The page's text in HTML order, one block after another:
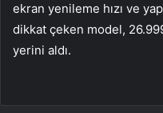
ekran yenileme hızı ve
dikkat çeken model,
yerini aldı.